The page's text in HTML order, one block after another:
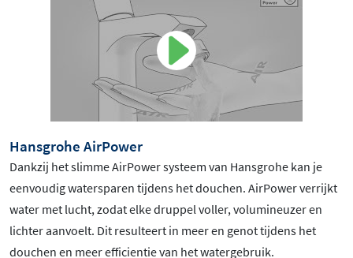
Hansgrohe AirPower
Dankzij het slimme AirPower systeem van Hansgrohe kan je
eenvoudig watersparen tijdens het douchen. AirPower verrijkt
water met lucht, zodat elke druppel voller, volumineuzer en
lichter aanvoelt. Dit resulteert in meer en genot tijdens het
douchen en meer efficientie van het watergebruik.